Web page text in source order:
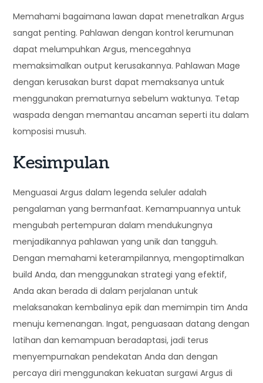
Memahami bagaimana lawan dapat menetralkan Argus
sangat penting. Pahlawan dengan kontrol kerumunan
dapat melumpuhkan Argus, mencegahnya
memaksimalkan output kerusakannya. Pahlawan Mage
dengan kerusakan burst dapat memaksanya untuk
menggunakan prematurnya sebelum waktunya. Tetap
waspada dengan memantau ancaman seperti itu dalam
komposisi musuh.
Kesimpulan
Menguasai Argus dalam legenda seluler adalah
pengalaman yang bermanfaat. Kemampuannya untuk
mengubah pertempuran dalam mendukungnya
menjadikannya pahlawan yang unik dan tangguh.
Dengan memahami keterampilannya, mengoptimalkan
build Anda, dan menggunakan strategi yang efektif,
Anda akan berada di dalam perjalanan untuk
melaksanakan kembalinya epik dan memimpin tim Anda
menuju kemenangan. Ingat, penguasaan datang dengan
latihan dan kemampuan beradaptasi, jadi terus
menyempurnakan pendekatan Anda dan dengan
percaya diri menggunakan kekuatan surgawi Argus di